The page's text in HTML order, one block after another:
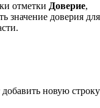
отметки Доверие,
значение доверия для
добавить новую строку